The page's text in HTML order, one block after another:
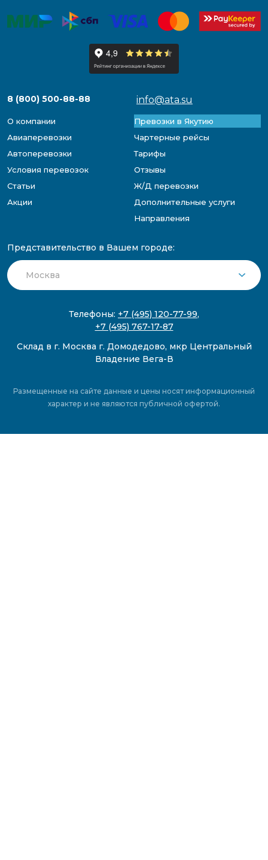
8 (800) 500-88-88 info@ata.su
О компании
Превозки в Якутию
Авиаперевозки
Чартерные рейсы
Автоперевозки
Тарифы
Условия перевозок
Отзывы
Статьи
Ж/Д перевозки
Акции
Дополнительные услуги
Направления
Представительство в Вашем городе:
Телефоны: +7 (495) 120-77-99,
+7 (495) 767-17-87
Склад в г. Москва г. Домодедово, мкр Центральный
Владение Вега-В
Размещенные на сайте данные и цены носят информационный
характер и не являются публичной офертой.